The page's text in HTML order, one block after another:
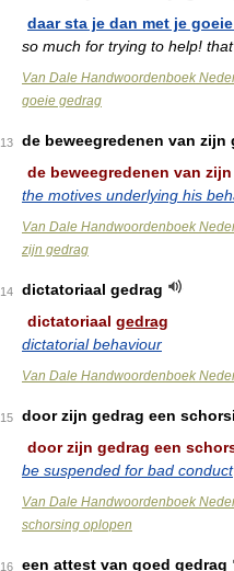
daar sta je dan met je
so much for trying to help!
Van Dale Handwoordenboek
goeie gedrag
13
de beweegredenen van zijn
de beweegredenen van zijn
the motives underlying his
Van Dale Handwoordenboek
zijn gedrag
14
dictatoriaal gedrag
dictatoriaal gedrag
dictatorial behaviour
Van Dale Handwoordenboek
15
door zijn gedrag een
door zijn gedrag een
be suspended for bad conduct
Van Dale Handwoordenboek
schorsing oplopen
16 een attest van goed gedrag